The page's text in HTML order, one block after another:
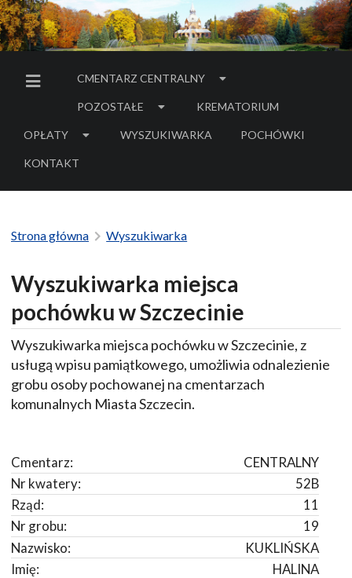
MENU BOCZNE
CMENTARZ CENTRALNY
POZOSTAŁE KREMATORIUM
OPŁATY WYSZUKIWARKA POCHÓWKI
- LINK DO SERWISU
KONTAKT
Strona główna Wyszukiwarka
Wyszukiwarka miejsca
pochówku w Szczecinie
Wyszukiwarka miejsca pochówku w Szczecinie, z
usługą wpisu pamiątkowego, umożliwia odnalezienie
grobu osoby pochowanej na cmentarzach
komunalnych Miasta Szczecin.
CENTRALNY
Cmentarz:
52B
Nr kwatery:
11
Rząd:
19
Nr grobu:
KUKLIŃSKA
Nazwisko:
HALINA
Imię: